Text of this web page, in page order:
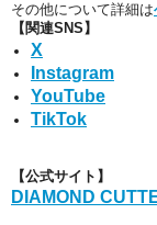
その他について詳細は
【関連SNS】
X
Instagram
YouTube
TikTok
【公式サイト】
DIAMOND